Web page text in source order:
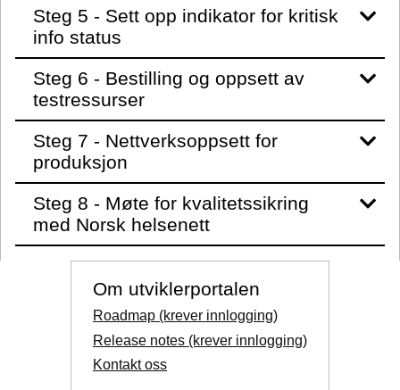
Steg 5 - Sett opp indikator for kritisk
info status
Steg 6 - Bestilling og oppsett av
testressurser
Steg 7 - Nettverksoppsett for
produksjon
Steg 8 - Møte for kvalitetssikring
med Norsk helsenett
Om utviklerportalen
Roadmap (krever innlogging)
Release notes (krever innlogging)
Kontakt oss